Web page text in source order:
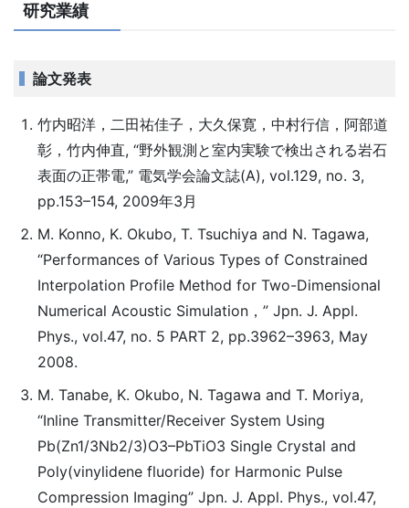
研究業績
論文発表
竹内昭洋，二田祐佳子，大久保寛，中村行信，阿部道
彰，竹内伸直, “野外観測と室内実験で検出される岩石
表面の正帯電,” 電気学会論文誌(A), vol.129, no. 3,
pp.153–154, 2009年3月
M. Konno, K. Okubo, T. Tsuchiya and N. Tagawa,
“Performances of Various Types of Constrained
Interpolation Profile Method for Two-Dimensional
Numerical Acoustic Simulation，” Jpn. J. Appl.
Phys., vol.47, no. 5 PART 2, pp.3962–3963, May
2008.
M. Tanabe, K. Okubo, N. Tagawa and T. Moriya,
“Inline Transmitter/Receiver System Using
Pb(Zn1/3Nb2/3)O3–PbTiO3 Single Crystal and
Poly(vinylidene fluoride) for Harmonic Pulse
Compression Imaging” Jpn. J. Appl. Phys., vol.47,